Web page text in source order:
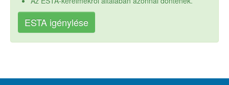
ESTA igénylése